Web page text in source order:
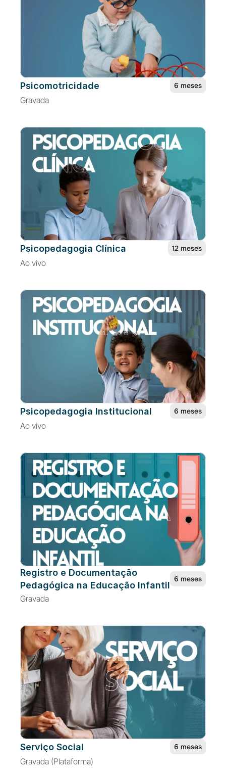
Psicomotricidade 6 meses
Gravada
Psicopedagogia Clínica 12 meses
Ao vivo
Psicopedagogia Institucional 6 meses
Ao vivo
Registro e Documentação
Pedagógica na Educação Infantil
6 meses
Gravada
Serviço Social 6 meses
Gravada (Plataforma)